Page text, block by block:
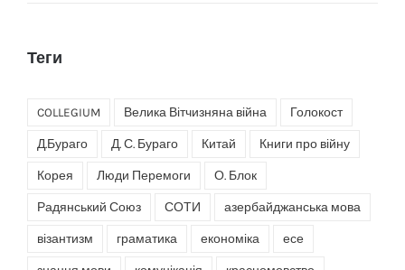
Теги
COLLEGIUM Велика Вітчизняна війна Голокост
Д.Бураго Д. С. Бураго Китай Книги про війну
Корея Люди Перемоги О. Блок
Радянський Союз СОТИ азербайджанська мова
візантизм граматика економіка есе